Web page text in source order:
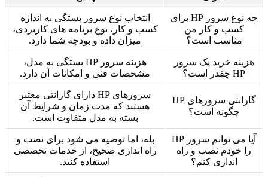
چه نوع سرور HP برای
کسب و کار من
مناسب است؟
انتخاب نوع سرور بستگی به اندازه
کسب و کار، نوع برنامه های کاربردی،
میزان داده و بودجه شما دارد.
هزینه خرید یک سرور
HP چقدر است؟
هزینه سرور HP بستگی به مدل،
مشخصات فنی و امکانات آن دارد.
گارانتی سرورهای HP
چگونه است؟
سرورهای HP دارای گارانتی معتبر
هستند که مدت زمان و شرایط آن
بسته به مدل متفاوت است.
آیا می توانم سرور HP
را خودم نصب و راه
اندازی کنم؟
بله، اما توصیه می شود برای نصب و
راه اندازی صحیح، از خدمات تخصصی
استفاده کنید.